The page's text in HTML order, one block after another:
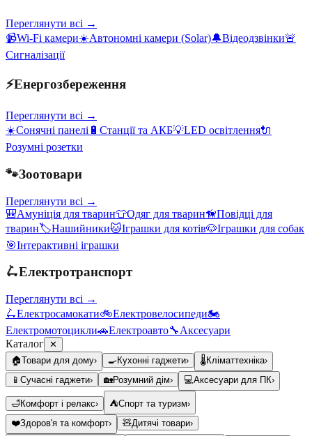
Переглянути всі →
📹Wi-Fi камери☀️Автономні камери (Solar)🔔Відеодзвінки🚨
Сигналізації
⚡Енергозбереження
Переглянути всі →
☀️Сонячні панелі 🔋 Станції та АКБ💡LED освітлення🔌
Розумні розетки
🐾Зоотовари
Переглянути всі →
🎒Амуніція для тварин👕Одяг для тварин🦮Повідці для
тварин🏷️Нашийники🐱Іграшки для котів🐶Іграшки для собак
🎯Інтерактивні іграшки
🛴Електротранспорт
Переглянути всі →
🛴Електросамокати🚲Електровелосипеди🏍️
Електромотоцикли🚗Електроавто🔧Аксесуари
Каталог ✕
🏠Товари для дому› 🍳Кухонні гаджети› 🌡️Кліматтехніка›
📱 Сучасні гаджети› 🏡Розумний дім› 💻Аксесуари для ПК›
🛁Комфорт і релакс› ⛺Спорт та туризм›
❤️Здоров'я та комфорт› 🧸Дитячі товари›